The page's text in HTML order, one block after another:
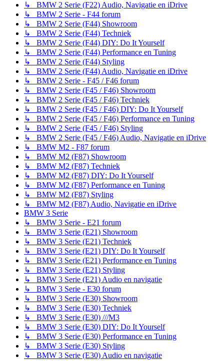
↳ BMW 2 Serie (F22) Audio, Navigatie en iDrive
↳ BMW 2 Serie - F44 forum
↳ BMW 2 Serie (F44) Showroom
↳ BMW 2 Serie (F44) Techniek
↳ BMW 2 Serie (F44) DIY: Do It Yourself
↳ BMW 2 Serie (F44) Performance en Tuning
↳ BMW 2 Serie (F44) Styling
↳ BMW 2 Serie (F44) Audio, Navigatie en iDrive
↳ BMW 2 Serie - F45 / F46 forum
↳ BMW 2 Serie (F45 / F46) Showroom
↳ BMW 2 Serie (F45 / F46) Techniek
↳ BMW 2 Serie (F45 / F46) DIY: Do It Yourself
↳ BMW 2 Serie (F45 / F46) Performance en Tuning
↳ BMW 2 Serie (F45 / F46) Styling
↳ BMW 2 Serie (F45 / F46) Audio, Navigatie en iDrive
↳ BMW M2 - F87 forum
↳ BMW M2 (F87) Showroom
↳ BMW M2 (F87) Techniek
↳ BMW M2 (F87) DIY: Do It Yourself
↳ BMW M2 (F87) Performance en Tuning
↳ BMW M2 (F87) Styling
↳ BMW M2 (F87) Audio, Navigatie en iDrive
BMW 3 Serie
↳ BMW 3 Serie - E21 forum
↳ BMW 3 Serie (E21) Showroom
↳ BMW 3 Serie (E21) Techniek
↳ BMW 3 Serie (E21) DIY: Do It Yourself
↳ BMW 3 Serie (E21) Performance en Tuning
↳ BMW 3 Serie (E21) Styling
↳ BMW 3 Serie (E21) Audio en navigatie
↳ BMW 3 Serie - E30 forum
↳ BMW 3 Serie (E30) Showroom
↳ BMW 3 Serie (E30) Techniek
↳ BMW 3 Serie (E30) ///M3
↳ BMW 3 Serie (E30) DIY: Do It Yourself
↳ BMW 3 Serie (E30) Performance en Tuning
↳ BMW 3 Serie (E30) Styling
↳ BMW 3 Serie (E30) Audio en navigatie